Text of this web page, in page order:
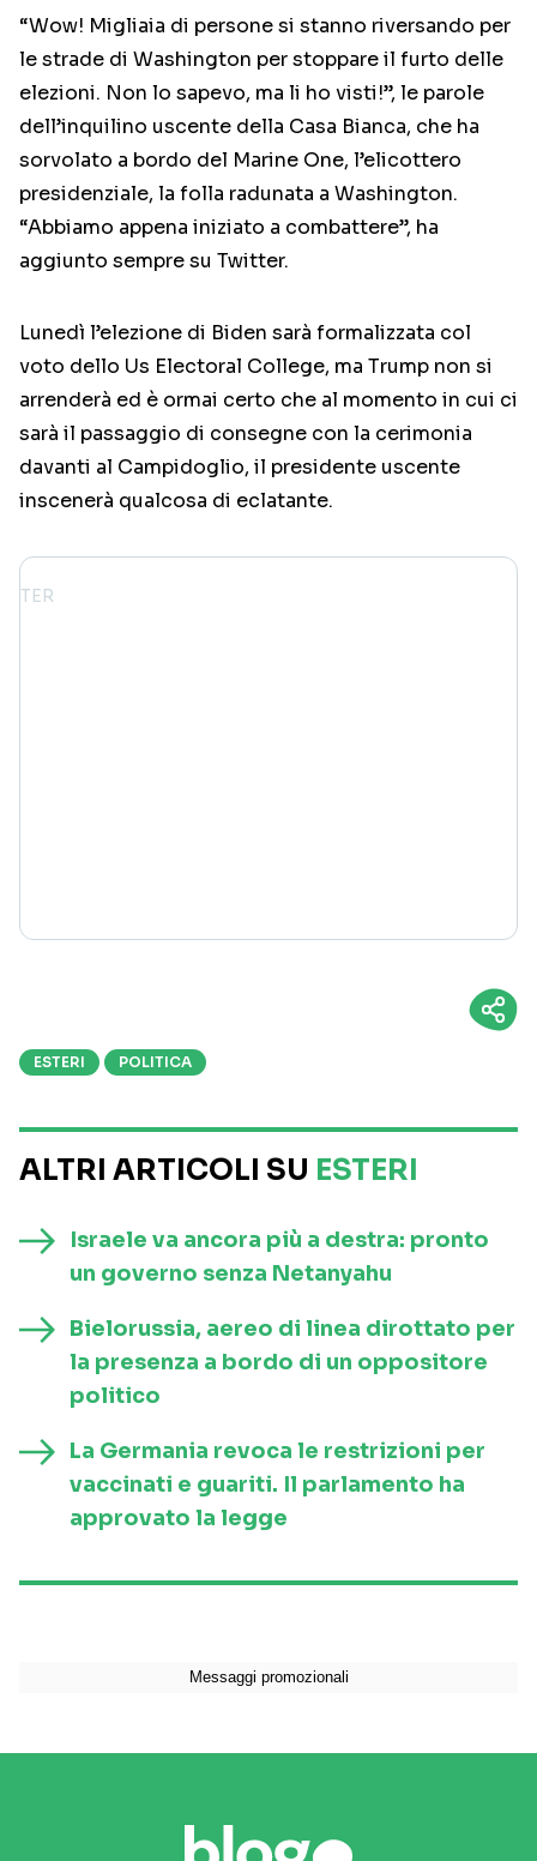
“Wow! Migliaia di persone si stanno riversando per
le strade di Washington per stoppare il furto delle
elezioni. Non lo sapevo, ma li ho visti!”, le parole
dell’inquilino uscente della Casa Bianca, che ha
sorvolato a bordo del Marine One, l’elicottero
presidenziale, la folla radunata a Washington.
“Abbiamo appena iniziato a combattere”, ha
aggiunto sempre su Twitter.
Lunedì l’elezione di Biden sarà formalizzata col
voto dello Us Electoral College, ma Trump non si
arrenderà ed è ormai certo che al momento in cui ci
sarà il passaggio di consegne con la cerimonia
davanti al Campidoglio, il presidente uscente
inscenerà qualcosa di eclatante.
ESTERI POLITICA
ALTRI ARTICOLI SU ESTERI
Israele va ancora più a destra: pronto
un governo senza Netanyahu
Bielorussia, aereo di linea dirottato per
la presenza a bordo di un oppositore
politico
La Germania revoca le restrizioni per
vaccinati e guariti. Il parlamento ha
approvato la legge